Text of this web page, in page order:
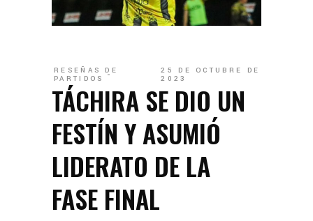
RESEÑAS DE
PARTIDOS
25 DE OCTUBRE DE
2023
TÁCHIRA SE DIO UN
FESTÍN Y ASUMIÓ
LIDERATO DE LA
FASE FINAL